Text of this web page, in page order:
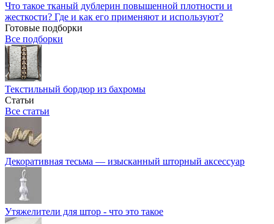
Что такое тканый дублерин повышенной плотности и
жесткости? Где и как его применяют и используют?
Готовые подборки
Все подборки
Текстильный бордюр из бахромы
Статьи
Все статьи
Декоративная тесьма — изысканный шторный аксессуар
Утяжелители для штор - что это такое